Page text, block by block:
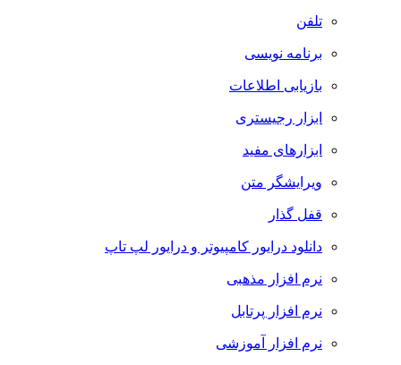
تلفن
برنامه نویسی
بازیابی اطلاعات
ابزار رجیستری
ابزارهای مفید
ویرایشگر متن
قفل گذار
دانلود درایور کامپیوتر و درایور لپ تاپ
نرم افزار مذهبی
نرم افزار پرتابل
نرم افزار آموزشی